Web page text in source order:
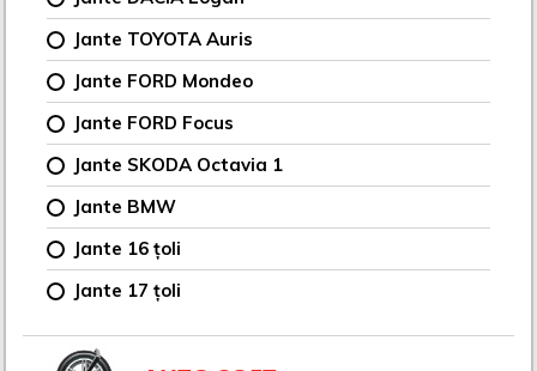
Jante TOYOTA Auris
Jante FORD Mondeo
Jante FORD Focus
Jante SKODA Octavia 1
Jante BMW
Jante 16 țoli
Jante 17 țoli